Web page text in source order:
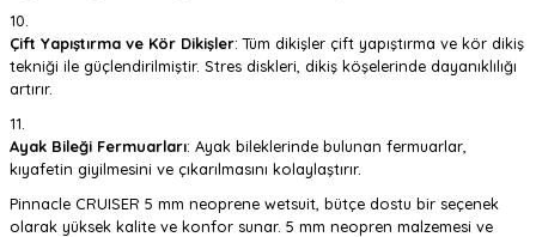
Çift Yapıştırma ve Kör Dikişler: Tüm dikişler çift yapıştırma ve kör dikiş
tekniği ile güçlendirilmiştir. Stres diskleri, dikiş köşelerinde dayanıklılığı
artırır.
Ayak Bileği Fermuarları: Ayak bileklerinde bulunan fermuarlar,
kıyafetin giyilmesini ve çıkarılmasını kolaylaştırır.
Pinnacle CRUISER 5 mm neoprene wetsuit, bütçe dostu bir seçenek
olarak yüksek kalite ve konfor sunar. 5 mm neopren malzemesi ve